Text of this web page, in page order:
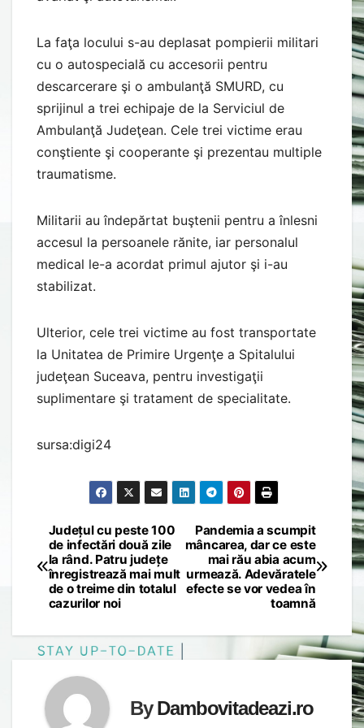
La faţa locului s-au deplasat pompierii militari
cu o autospecială cu accesorii pentru
descarcerare şi o ambulanţă SMURD, cu
sprijinul a trei echipaje de la Serviciul de
Ambulanţă Judeţean. Cele trei victime erau
conştiente şi cooperante şi prezentau multiple
traumatisme.
Militarii au îndepărtat buştenii pentru a înlesni
accesul la persoanele rănite, iar personalul
medical le-a acordat primul ajutor şi i-au
stabilizat.
Ulterior, cele trei victime au fost transportate
la Unitatea de Primire Urgenţe a Spitalului
judeţean Suceava, pentru investigaţii
suplimentare şi tratament de specialitate.
sursa:digi24
Post
navigation
Pandemia a scumpit
mâncarea, dar ce este
mai rău abia acum
urmează. Adevăratele
efecte se vor vedea în
toamnă
Județul cu peste 100
de infectări două zile
la rând. Patru județe
înregistrează mai mult
de o treime din totalul
cazurilor noi
ByDambovitadeazi.ro